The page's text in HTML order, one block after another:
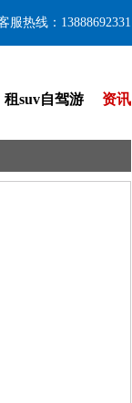
服热线：13888692331
租suv自驾游 资讯